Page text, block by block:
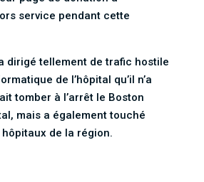
service pendant cette
a dirigé tellement de trafic hostile
de l’hôpital qu’il n’a
tomber à l’arrêt le Boston
mais a également touché
de la région.